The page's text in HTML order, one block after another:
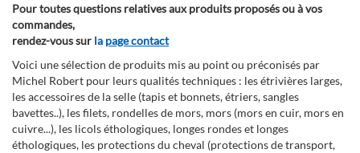
Pour toutes questions relatives aux produits proposés ou à vos
commandes,
rendez-vous sur la page contact
Voici une sélection de produits mis au point ou préconisés par
Michel Robert pour leurs qualités techniques : les étrivières larges,
les accessoires de la selle (tapis et bonnets, étriers, sangles
bavettes..), les filets, rondelles de mors, mors (mors en cuir, mors en
cuivre...), les licols éthologiques, longes rondes et longes
éthologiques, les protections du cheval (protections de transport,